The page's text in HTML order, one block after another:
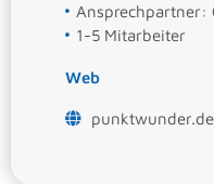
Ansprechpartner:
1-5 Mitarbeiter
Web
punktwunder.de